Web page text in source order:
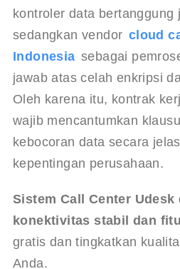
kontroler data bertanggung
sedangkan vendor cloud
Indonesia sebagai
jawab atas celah enkripsi
Oleh karena itu, kontrak
wajib mencantumkan
kebocoran data secara
kepentingan perusahaan.
Sistem Call Center Udesk
konektivitas stabil dan
gratis dan tingkatkan
Anda.